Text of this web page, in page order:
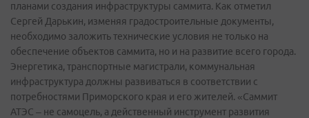
планами создания инфраструктуры саммита. Как отметил
Сергей Дарькин, изменяя градостроительные документы,
необходимо заложить технические условия не только на
обеспечение объектов саммита, но и на развитие всего города.
Энергетика, транспортные магистрали, коммунальная
инфраструктура должны развиваться в соответствии с
потребностями Приморского края и его жителей. «Саммит
АТЭС – не самоцель, а действенный инструмент развития